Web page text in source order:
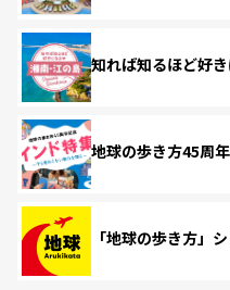
知れば知るほど好
地球の歩き方45周
「地球の歩き方」